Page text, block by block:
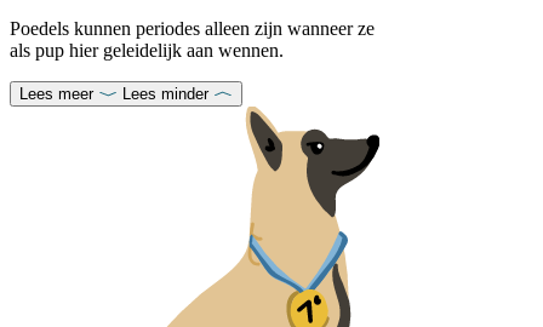
Poedels kunnen periodes alleen zijn wanneer ze
als pup hier geleidelijk aan wennen.
Lees meer Lees minder